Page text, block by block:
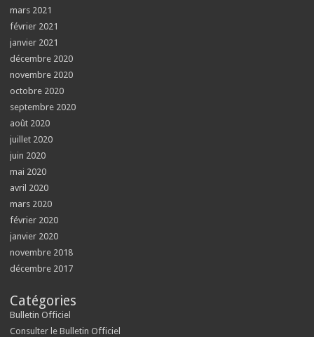
mars 2021
février 2021
janvier 2021
décembre 2020
novembre 2020
octobre 2020
septembre 2020
août 2020
juillet 2020
juin 2020
mai 2020
avril 2020
mars 2020
février 2020
janvier 2020
novembre 2018
décembre 2017
Catégories
Bulletin Officiel
Consulter le Bulletin Officiel